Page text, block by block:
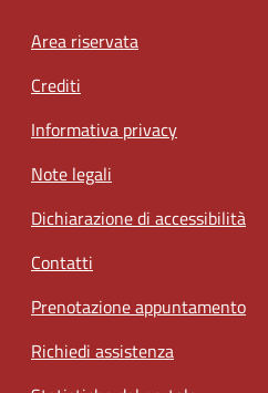
Footer menu
Area riservata
Crediti
Informativa privacy
Note legali
Dichiarazione di accessibilità
Contatti
Prenotazione appuntamento
Richiedi assistenza